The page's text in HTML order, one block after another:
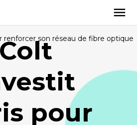
pour
renforcer son réseau de fibre optique